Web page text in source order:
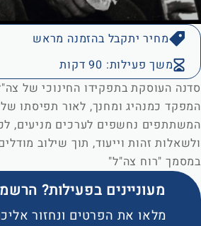
מחיר יתקבל בהזמנה מראש
משך פעילות: 90 דקות
סדנה העוסקת בתפקידו החינוכי של
המפקד כמנהיג ומחנך, לאור תפיסתו של
המשתתפים נחשפים לערכים מניעים,
ולשאלות זהות וייעוד, תוך שילוב
במסמך "רוח צה"ל"
מעוניינים בפעילות?
מלאו את הפרטים ונחזור